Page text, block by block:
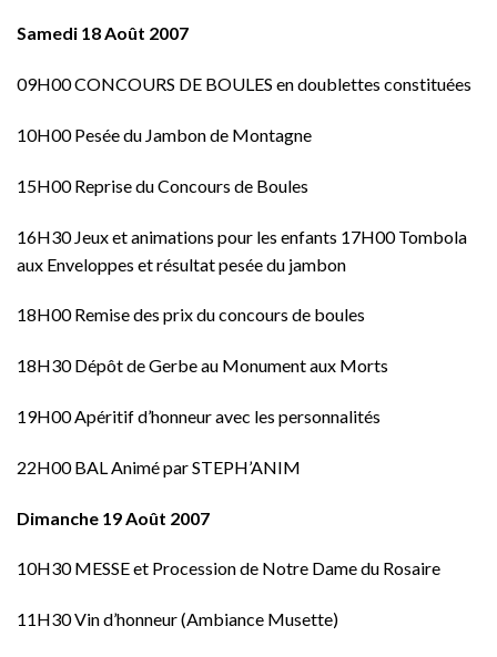
Samedi 18 Août 2007
09H00 CONCOURS DE BOULES en doublettes constituées
10H00 Pesée du Jambon de Montagne
15H00 Reprise du Concours de Boules
16H30 Jeux et animations pour les enfants 17H00 Tombola
aux Enveloppes et résultat pesée du jambon
18H00 Remise des prix du concours de boules
18H30 Dépôt de Gerbe au Monument aux Morts
19H00 Apéritif d’honneur avec les personnalités
22H00 BAL Animé par STEPH’ANIM
Dimanche 19 Août 2007
10H30 MESSE et Procession de Notre Dame du Rosaire
11H30 Vin d’honneur (Ambiance Musette)